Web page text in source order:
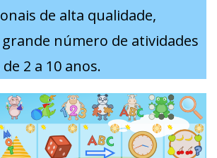
de alta qualidade,
número de atividades
2 a 10 anos.